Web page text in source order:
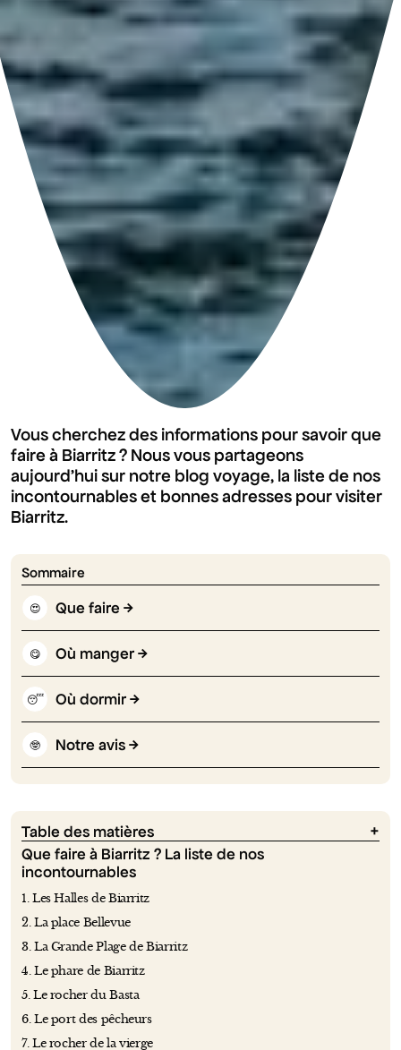
Vous cherchez des informations pour savoir que
faire à Biarritz ? Nous vous partageons
aujourd'hui sur notre blog voyage, la liste de nos
incontournables et bonnes adresses pour visiter
Biarritz.
Sommaire
😍 Que faire
😋 Où manger
😴 Où dormir
🤓 Notre avis
Table des matières
Que faire à Biarritz ? La liste de nos
incontournables
1. Les Halles de Biarritz
2. La place Bellevue
3. La Grande Plage de Biarritz
4. Le phare de Biarritz
5. Le rocher du Basta
6. Le port des pêcheurs
7. Le rocher de la vierge